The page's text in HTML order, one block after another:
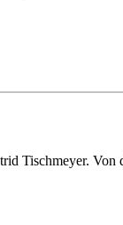
Tischmeyer.